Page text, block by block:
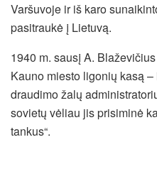
Varšuvoje ir iš karo
pasitraukė į Lietuvą.
1940 m. sausį A.
Kauno miesto ligonių kasą
draudimo žalų
sovietų vėliau jis prisiminė
tankus“.